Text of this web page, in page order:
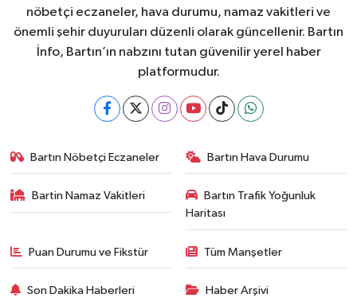
nöbetçi eczaneler, hava durumu, namaz vakitleri ve
önemli şehir duyuruları düzenli olarak güncellenir. Bartın
İnfo, Bartın’ın nabzını tutan güvenilir yerel haber
platformudur.
Bartın Nöbetçi Eczaneler Bartın Hava Durumu
Bartin Namaz Vakitleri
Bartın Trafik Yoğunluk
Haritası
Puan Durumu ve Fikstür Tüm Manşetler
Son Dakika Haberleri Haber Arşivi